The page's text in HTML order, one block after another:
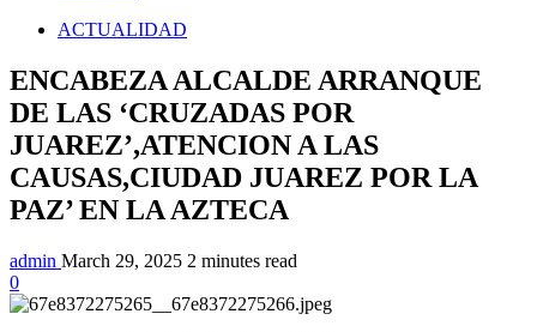
ACTUALIDAD
ENCABEZA ALCALDE ARRANQUE
DE LAS ‘CRUZADAS POR
JUAREZ’,ATENCION A LAS
CAUSAS,CIUDAD JUAREZ POR LA
PAZ’ EN LA AZTECA
admin March 29, 2025 2 minutes read
0